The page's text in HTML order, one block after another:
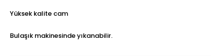
Yüksek kalite cam
Bulaşık makinesinde yıkanabilir.